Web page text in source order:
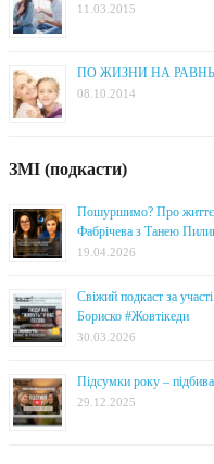
11.03.2015
ПО ЖИЗНИ НА
08.10.2014
ЗМІ (подкасти)
Пошуршимо? Про
Фабрічева з Танею
19.04.2026
Свіжий подкаст за
Бориско #Жовтікеди
30.03.2026
Підсумки року –
29.12.2025